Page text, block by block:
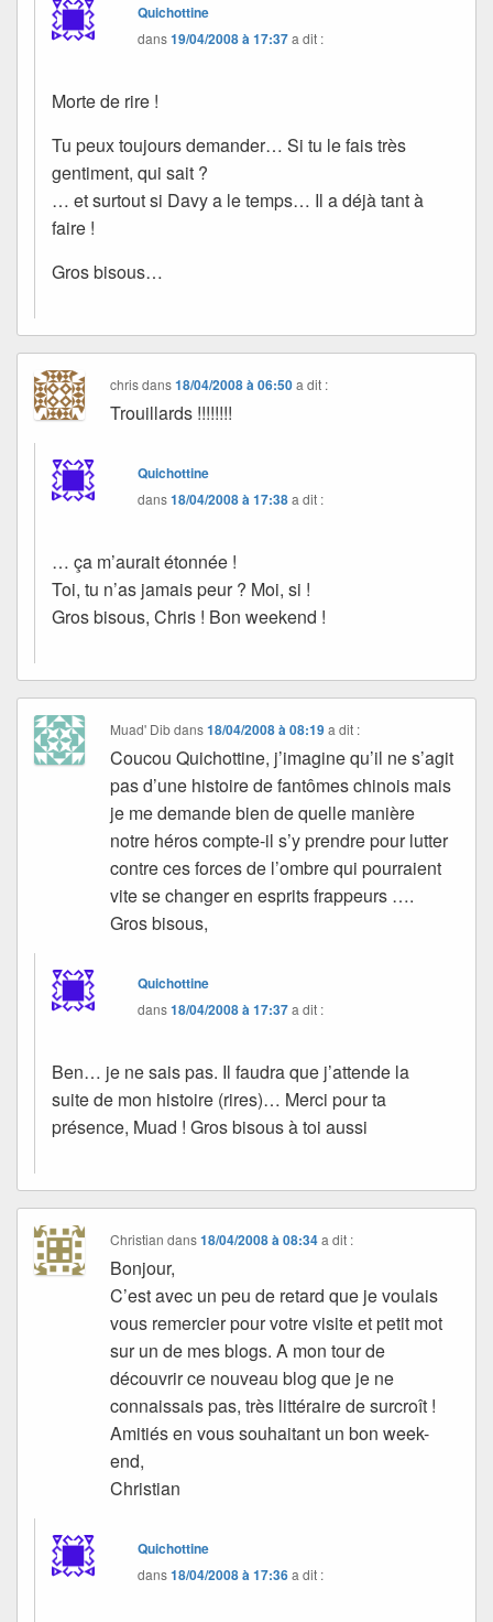
Quichottine
dans19/04/2008 à 17:37a dit :
Morte de rire !
Tu peux toujours demander… Si tu le fais très
gentiment, qui sait ?
… et surtout si Davy a le temps… Il a déjà tant à
faire !
Gros bisous…
chrisdans18/04/2008 à 06:50 a dit :
Trouillards !!!!!!!!
Quichottine
dans18/04/2008 à 17:38a dit :
… ça m’aurait étonnée !
Toi, tu n’as jamais peur ? Moi, si !
Gros bisous, Chris ! Bon weekend !
Muad' Dibdans18/04/2008 à 08:19 a dit :
Coucou Quichottine, j’imagine qu’il ne s’agit
pas d’une histoire de fantômes chinois mais
je me demande bien de quelle manière
notre héros compte-il s’y prendre pour lutter
contre ces forces de l’ombre qui pourraient
vite se changer en esprits frappeurs ….
Gros bisous,
Quichottine
dans18/04/2008 à 17:37a dit :
Ben… je ne sais pas. Il faudra que j’attende la
suite de mon histoire (rires)… Merci pour ta
présence, Muad ! Gros bisous à toi aussi
Christian dans18/04/2008 à 08:34 a dit :
Bonjour,
C’est avec un peu de retard que je voulais
vous remercier pour votre visite et petit mot
sur un de mes blogs. A mon tour de
découvrir ce nouveau blog que je ne
connaissais pas, très littéraire de surcroît !
Amitiés en vous souhaitant un bon week-
end,
Christian
Quichottine
dans18/04/2008 à 17:36a dit :